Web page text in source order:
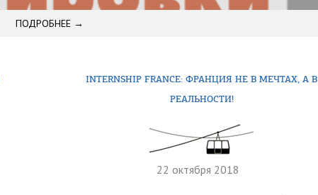
ПОДРОБНЕЕ →
INTERNSHIP FRANCE: ФРАНЦИЯ НЕ В МЕЧТАХ, А В
РЕАЛЬНОСТИ!
22 октября 2018